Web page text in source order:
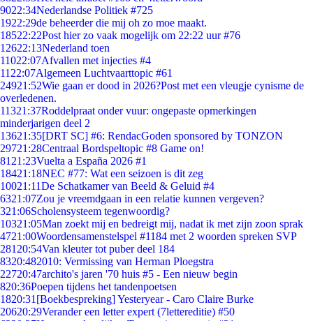
9022:34Nederlandse Politiek #725
1922:29de beheerder die mij oh zo moe maakt.
18522:22Post hier zo vaak mogelijk om 22:22 uur #76
12622:13Nederland toen
11022:07Afvallen met injecties #4
11 22:07Algemeen Luchtvaarttopic #61
24921:52Wie gaan er dood in 2026?Post met een vleugje cynisme de
overledenen.
11321:37Roddelpraat onder vuur: ongepaste opmerkingen
minderjarigen deel 2
13621:35[DRT SC] #6: RendacGoden sponsored by TONZON
29721:28Centraal Bordspeltopic #8 Game on!
81 21:23Vuelta a España 2026 #1
18421:18NEC #77: Wat een seizoen is dit zeg
10021:11De Schatkamer van Beeld & Geluid #4
6321:07Zou je vreemdgaan in een relatie kunnen vergeven?
321:06Scholensysteem tegenwoordig?
10321:05Man zoekt mij en bedreigt mij, nadat ik met zijn zoon sprak
4721:00Woordensamenstelspel #1184 met 2 woorden spreken SVP
281 20:54Van kleuter tot puber deel 184
8320:482010: Vermissing van Herman Ploegstra
22720:47archito's jaren '70 huis #5 - Een nieuw begin
820:36Poepen tijdens het tandenpoetsen
1820:31 [Boekbespreking] Yesteryear - Caro Claire Burke
20620:29Verander een letter expert (7lettereditie) #50